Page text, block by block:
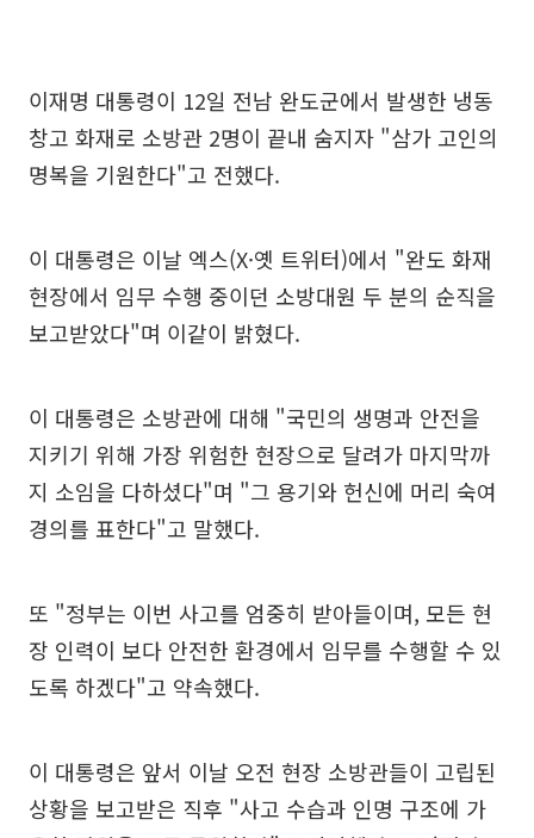
이재명 대통령이 12일 전남 완도군에서 발생한 냉동
창고 화재로 소방관 2명이 끝내 숨지자 "삼가 고인의
명복을 기원한다"고 전했다.
이 대통령은 이날 엑스(X·옛 트위터)에서 "완도 화재
현장에서 임무 수행 중이던 소방대원 두 분의 순직을
보고받았다"며 이같이 밝혔다.
이 대통령은 소방관에 대해 "국민의 생명과 안전을
지키기 위해 가장 위험한 현장으로 달려가 마지막까
지 소임을 다하셨다"며 "그 용기와 헌신에 머리 숙여
경의를 표한다"고 말했다.
또 "정부는 이번 사고를 엄중히 받아들이며, 모든 현
장 인력이 보다 안전한 환경에서 임무를 수행할 수 있
도록 하겠다"고 약속했다.
이 대통령은 앞서 이날 오전 현장 소방관들이 고립된
상황을 보고받은 직후 "사고 수습과 인명 구조에 가